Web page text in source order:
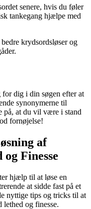
senere, hvis du føler
tankegang hjælpe med
krydsordsløser og
dig i din søgen efter at
synonymerne til
på, at du vil være i stand
fornøjelse!
af
Finesse
hjælp til at løse en
at sidde fast på et
nyttige tips og tricks til at
og finesse.